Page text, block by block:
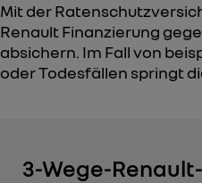
Mit der
Renault Finanzierung
absichern. Im Fall von
oder Todesfällen springt
3-Wege-